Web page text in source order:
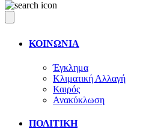
ΚΟΙΝΩΝΙΑ
Έγκλημα
Κλιματική Αλλαγή
Καιρός
Ανακύκλωση
ΠΟΛΙΤΙΚΗ